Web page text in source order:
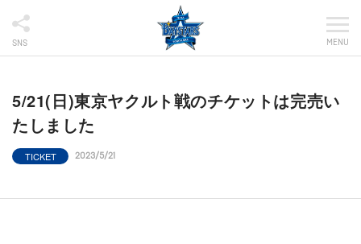
SNS MENU
5/21(日)東京ヤクルト戦のチケットは完売い
たしました
TICKET 2023/5/21